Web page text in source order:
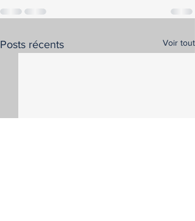
Posts récents Voir tout